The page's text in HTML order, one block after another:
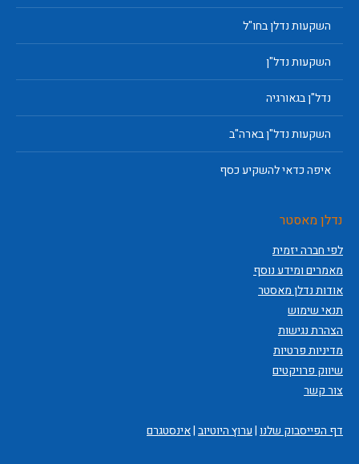
השקעות נדלן בחו"ל
השקעות נדל"ן
נדל"ן בגאורגיה
השקעות נדל"ן בארה"ב
איפה כדאי להשקיע כסף
נדלן מאסטר
לפי חברה יזמית
מאמרים ומידע נוסף
אודות נדלן מאסטר
תנאי שימוש
הצהרת נגישות
מדיניות פרטיות
שיווק פרויקטים
צור קשר
דף הפייסבוק שלנו|ערוץ היוטיוב|אינסטגרם